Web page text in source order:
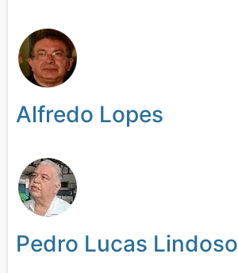
Alfredo Lopes
Pedro Lucas Lindoso